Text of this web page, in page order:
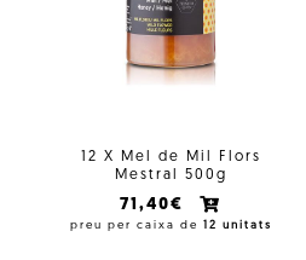
12 X Mel de Mil Flors
Mestral 500g
71,40€
preu per caixa de 12 unitats